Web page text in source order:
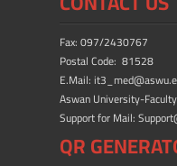
o
ok
o
n
Fax: 097/2430767
Postal Code: 81528
E.Mail:
Aswan University-
Support for Mail:
QR